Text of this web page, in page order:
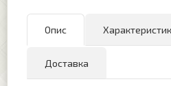
Опис
Доставка